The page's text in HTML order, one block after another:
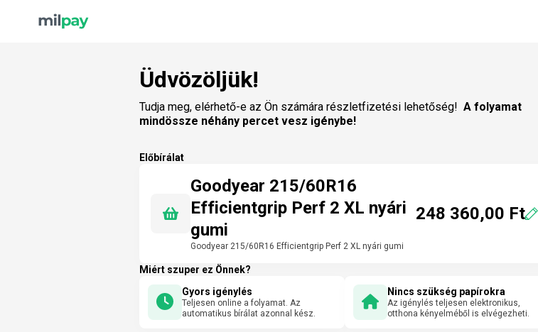
Üdvözöljük!
Tudja meg, elérhető-e az Ön számára részletfizetési lehetőség! A folyamat
mindössze néhány percet vesz igénybe!
Előbírálat
Goodyear 215/60R16
Efficientgrip Perf 2 XL nyári
gumi
Goodyear 215/60R16 Efficientgrip Perf 2 XL nyári gumi
248 360,00 Ft
Miért szuper ez Önnek?
Gyors igénylés
Teljesen online a folyamat. Az
automatikus bírálat azonnal kész.
Nincs szükség papírokra
Az igénylés teljesen elektronikus,
otthona kényelméből is elvégezheti.